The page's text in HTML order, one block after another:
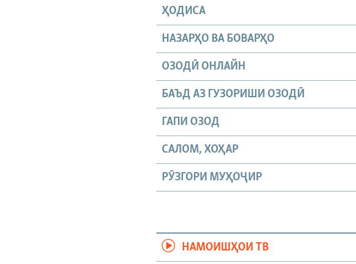
ҲОДИСА
НАЗАРҲО ВА БОВАРҲО
ОЗОДӢ ОНЛАЙН
БАЪД АЗ ГУЗОРИШИ ОЗОДӢ
ГАПИ ОЗОД
САЛОМ, ХОҲАР
РӮЗГОРИ МУҲОҶИР
НАМОИШҲОИ ТВ